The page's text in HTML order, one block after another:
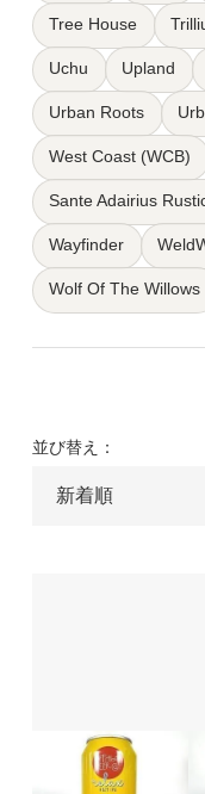
Tree House
Uchu Upland
Urban Roots
West Coast (WCB)
Sante Adairius
Wayfinder
Wolf Of The Willows
並び替え：